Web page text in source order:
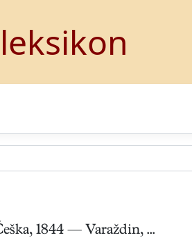
1844 — Varaždin, ...